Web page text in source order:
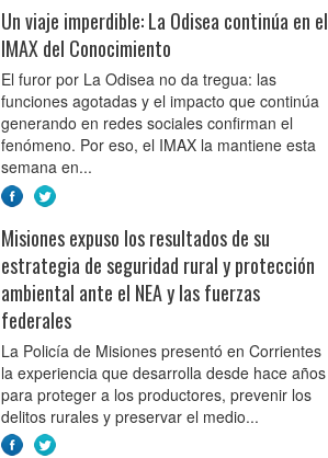
Un viaje imperdible: La Odisea continúa en el
IMAX del Conocimiento
El furor por La Odisea no da tregua: las
funciones agotadas y el impacto que continúa
generando en redes sociales confirman el
fenómeno. Por eso, el IMAX la mantiene esta
semana en...
Misiones expuso los resultados de su
estrategia de seguridad rural y protección
ambiental ante el NEA y las fuerzas
federales
La Policía de Misiones presentó en Corrientes
la experiencia que desarrolla desde hace años
para proteger a los productores, prevenir los
delitos rurales y preservar el medio...